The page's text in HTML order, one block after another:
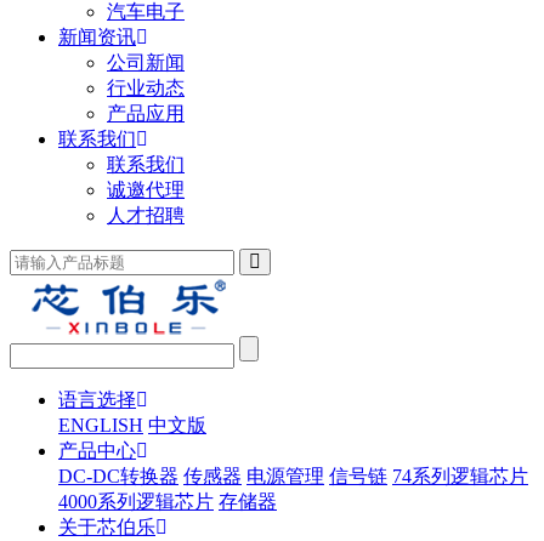
汽车电子
新闻资讯
公司新闻
行业动态
产品应用
联系我们
联系我们
诚邀代理
人才招聘
语言选择
ENGLISH 中文版
产品中心
DC-DC转换器 传感器 电源管理 信号链 74系列逻辑芯片
4000系列逻辑芯片 存储器
关于芯伯乐